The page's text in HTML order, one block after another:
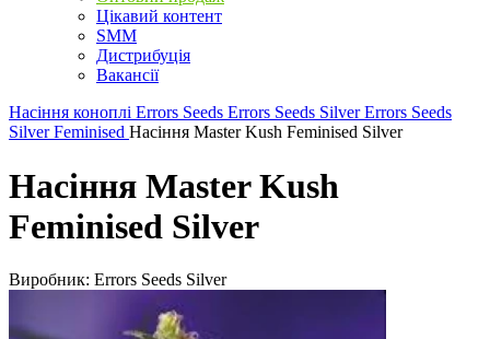
Цікавий контент
SMM
Дистрибуція
Вакансії
Насіння коноплі Errors Seeds Errors Seeds SilverErrors Seeds
Silver Feminised Насіння Master Kush Feminised Silver
Насіння Master Kush
Feminised Silver
Виробник: Errors Seeds Silver